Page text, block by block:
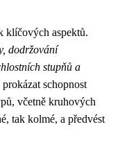
klíčových aspektů.
dodržování
stupňů a
schopnost
včetně kruhových
tak kolmé, a předvést